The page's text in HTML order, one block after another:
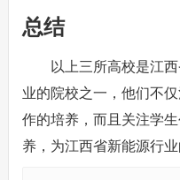
总结
以上三所高校是江
业的院校之一，他们不
作的培养，而且关注学
养，为江西省新能源行